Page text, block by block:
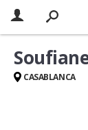
CASABLANCA